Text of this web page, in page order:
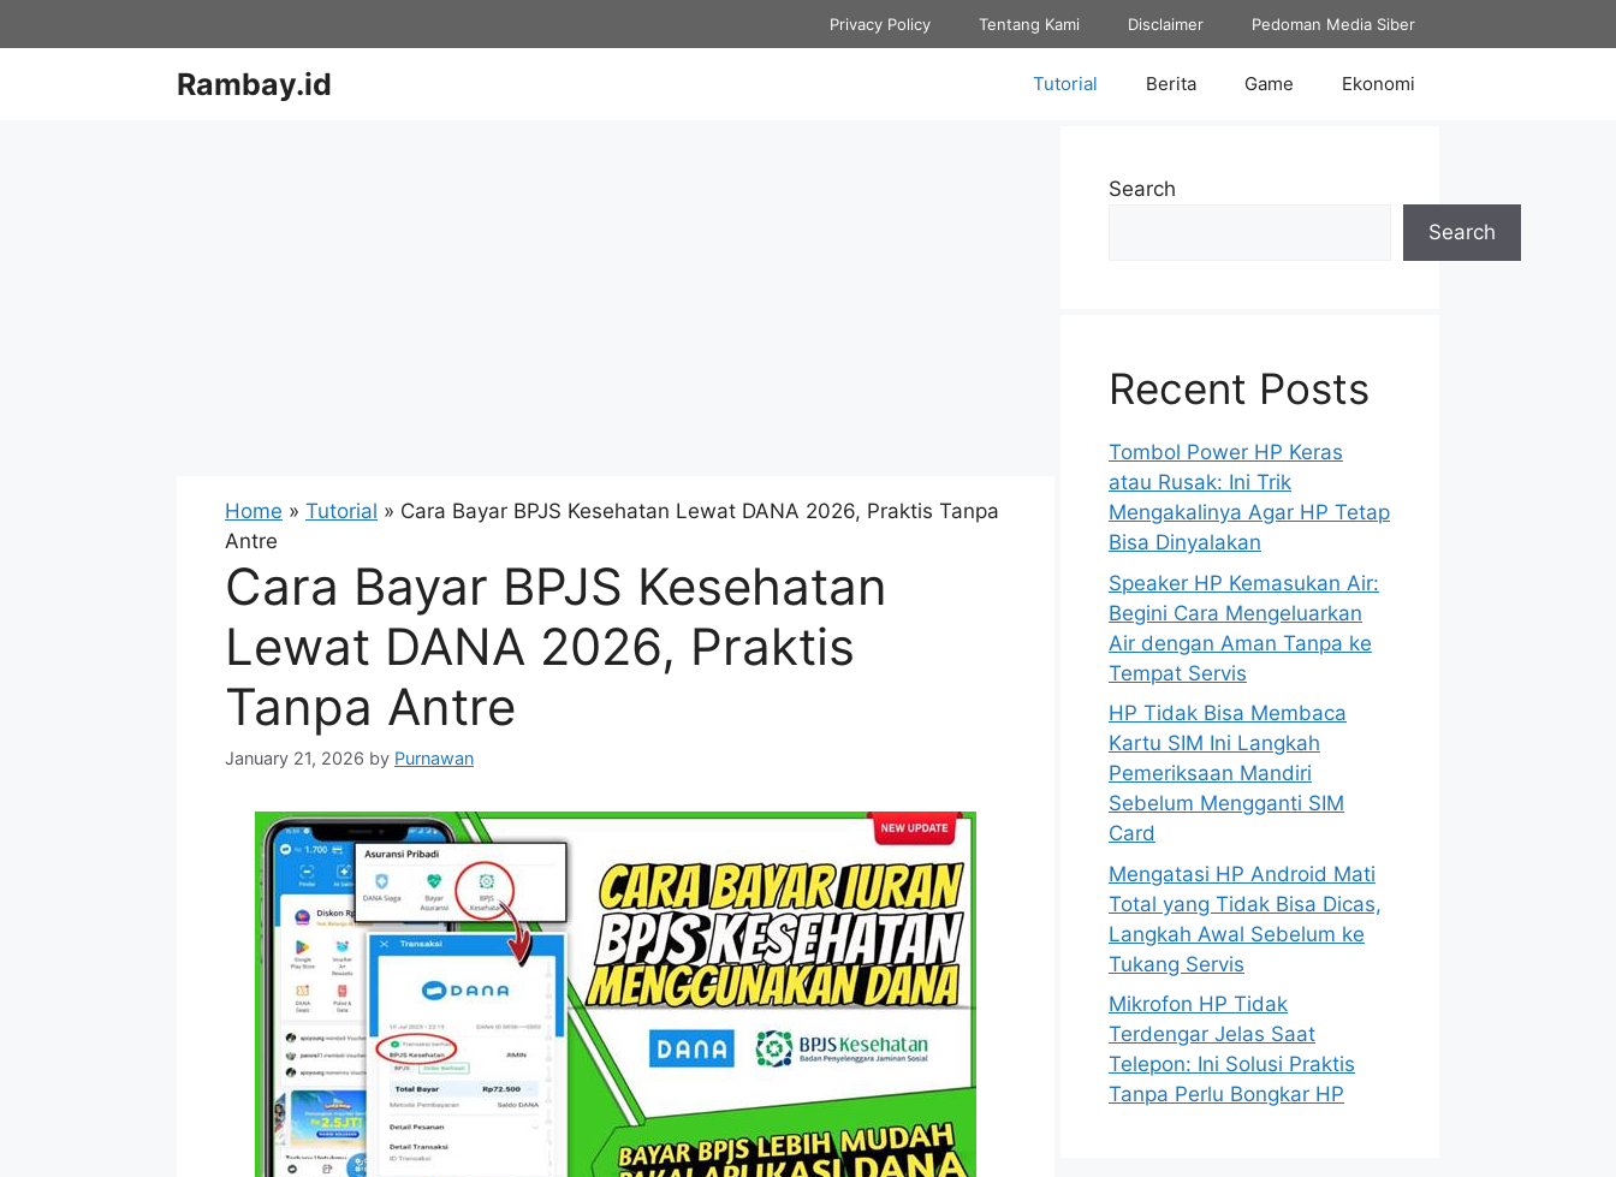
to
Privacy Policy Tentang Kami Disclaimer Pedoman Media Siber
Rambay.id Tutorial Berita Game Ekonomi
Home » Tutorial » Cara Bayar BPJS Kesehatan Lewat DANA 2026, Praktis Tanpa
Antre
Cara Bayar BPJS Kesehatan
Lewat DANA 2026, Praktis
Tanpa Antre
January 21, 2026 by Purnawan
Search
Search
Recent Posts
Tombol Power HP Keras
atau Rusak: Ini Trik
Mengakalinya Agar HP Tetap
Bisa Dinyalakan
Speaker HP Kemasukan Air:
Begini Cara Mengeluarkan
Air dengan Aman Tanpa ke
Tempat Servis
HP Tidak Bisa Membaca
Kartu SIM Ini Langkah
Pemeriksaan Mandiri
Sebelum Mengganti SIM
Card
Mengatasi HP Android Mati
Total yang Tidak Bisa Dicas,
Langkah Awal Sebelum ke
Tukang Servis
Mikrofon HP Tidak
Terdengar Jelas Saat
Telepon: Ini Solusi Praktis
Tanpa Perlu Bongkar HP